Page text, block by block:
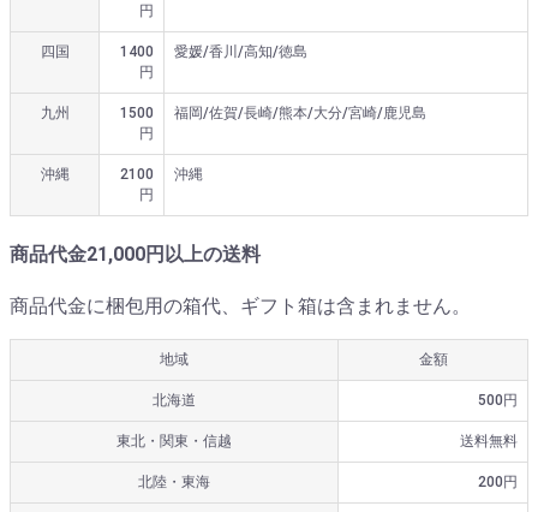
円
四国
1400
円
愛媛/香川/高知/徳島
九州
1500
円
福岡/佐賀/長崎/熊本/大分/宮崎/鹿児島
沖縄
2100
円
沖縄
商品代金21,000円以上の送料
商品代金に梱包用の箱代、ギフト箱は含まれません。
地域 金額
北海道 500円
東北・関東・信越 送料無料
北陸・東海 200円